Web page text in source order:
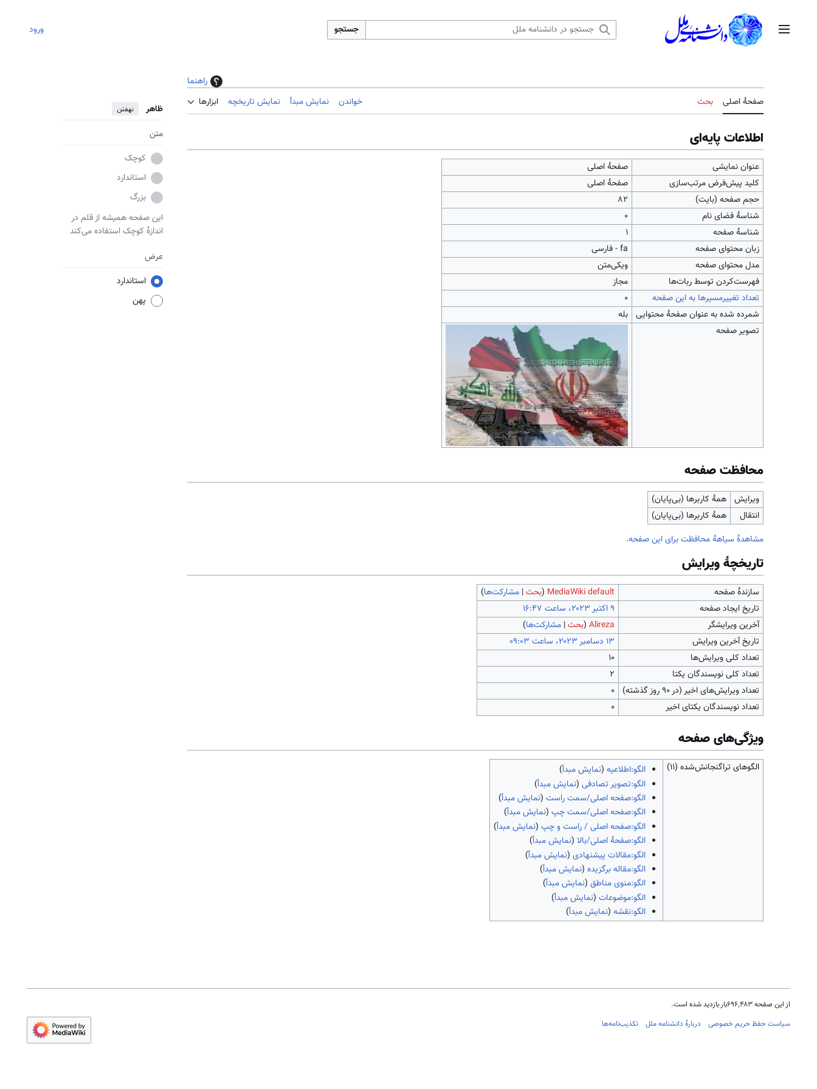
منوی اصلی جستجو ورود
راهنما
صفحهٔ اصلی
بحث خواندن نمایش مبدأ نمایش تاریخچه ابزارها
ظاهر نهفتن
متن
کوچک
استاندارد
بزرگ
این صفحه همیشه از قلم در
اندازهٔ کوچک استفاده می‌کند
عرض
استاندارد
پهن
اطلاعات پایه‌ای
عنوان نمایشی
صفحهٔ اصلی
کلید پیش‌فرض مرتب‌سازی
صفحهٔ اصلی
حجم صفحه (بایت)
۸۲
شناسهٔ فضای نام
0
شناسهٔ صفحه
1
زبان محتوای صفحه
fa - فارسی
مدل محتوای صفحه
ویکی‌متن
‌فهرست‌کردن توسط ربات‌ها
مجاز
تعداد تغییرمسیرها به این صفحه
۰
شمرده شده به عنوان صفحهٔ محتوایی
بله
تصویر صفحه
محافظت صفحه
ویرایش
همهٔ کاربرها (بی‌پایان)
انتقال
همهٔ کاربرها (بی‌پایان)
مشاهدۀ سیاهۀ محافظت برای این صفحه.
تاریخچۀ ویرایش
سازندۀ صفحه MediaWiki default
(بحث| مشارکت‌ها)
تاریخ ایجاد صفحه
آخرین ویرایشگر
Alireza
(بحث| مشارکت‌ها)
تاریخ آخرین ویرایش
تعداد کلی ویرایش‌ها
۱۰
تعداد کلی نویسندگان یکتا
۲
تعداد ویرایش‌های اخیر (در ۹۰ روز گذشته)
۰
تعداد نویسندگان یکتای اخیر
۰
ويژگی‌های صفحه
الگوهای تراگنجانش‌شده (۱۱) الگو:اطلاعیه(نمایش مبدأ)
الگو:تصویر تصادفی(نمایش مبدأ)
الگو:صفحه اصلی/سمت راست(نمایش مبدأ)
الگو:صفحه اصلی/سمت چپ(نمایش مبدأ)
الگو:صفحه اصلی / راست و چپ(نمایش مبدأ)
الگو:صفحهٔ اصلی/بالا (نمایش مبدأ)
الگو:مقالات پیشنهادی(نمایش مبدأ)
الگو:مقاله برگزیده(نمایش مبدأ)
الگو:منوی مناطق(نمایش مبدأ)
الگو:موضوعات(نمایش مبدأ)
الگو:نقشه(نمایش مبدأ)
از این صفحه ۶۹۶٬۴۸۳بار بازدید شده است.
سیاست حفظ حریم خصوصی
دربارهٔ دانشنامه ملل تکذیب‌نامه‌ها